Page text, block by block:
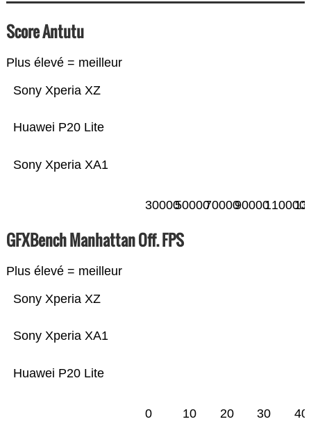
Score Antutu
Plus élevé = meilleur
Sony Xperia XA1
Huawei P20 Lite
Sony Xperia XZ
30000500007000090000110000
GFXBench Manhattan Off. FPS
Plus élevé = meilleur
Huawei P20 Lite
Sony Xperia XA1
Sony Xperia XZ
0 10 20 30 40